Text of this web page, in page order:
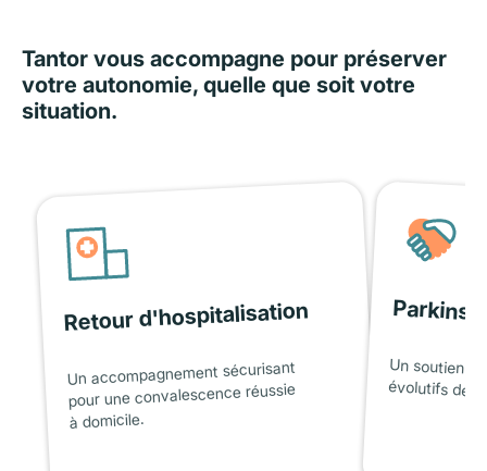
Tantor vous accompagne pour préserver
votre autonomie, quelle que soit votre
situation.
Retour d'hospitalisation
Un accompagnement sécurisant
pour une convalescence réussie
à domicile.
Un soutien
évolutifs de